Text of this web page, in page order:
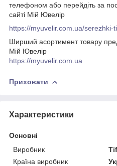
телефоном або перейдіть за
сайті Мій Ювелір
https://myuvelir.com.ua/serezhki-
Ширший асортимент товару
Мій Ювелір
https://myuvelir.com.ua
Приховати
Характеристики
Основні
Виробник
Країна виробник